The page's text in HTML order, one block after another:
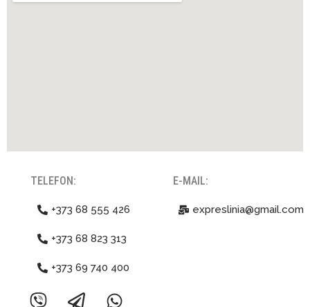
TELEFON:
+373 68 555 426
+373 68 823 313
+373 69 740 400
E-MAIL:
expreslinia@gmail.com